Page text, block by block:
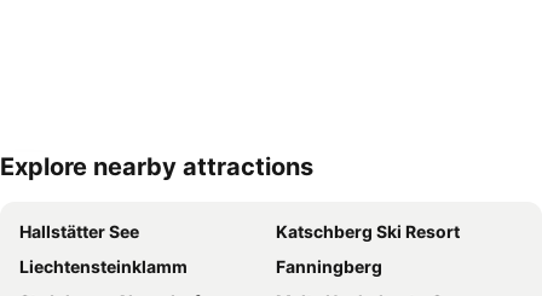
Nagy méretű térkép
Explore nearby attractions
Hallstätter See
Katschberg Ski Resort
Liechtensteinklamm
Fanningberg